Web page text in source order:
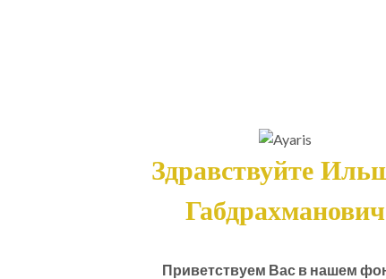
Здравствуйте
Габдрахманович
Приветствуем Вас в нашем